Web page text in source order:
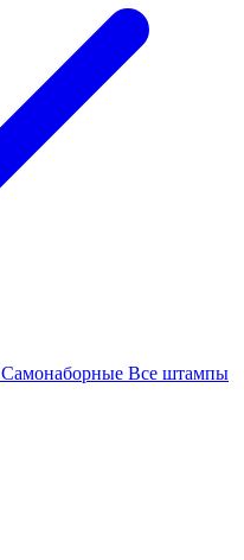
Самонаборные Все штампы